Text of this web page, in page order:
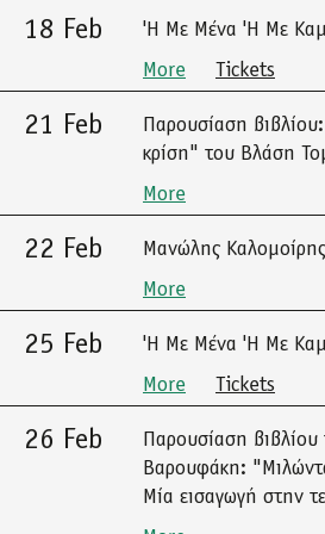
18 Feb
'Η Με Μένα 'Η Με
More
Tickets
21 Feb
Παρουσίαση βιβλίου:
κρίση" του Βλάση
More
22 Feb
Μανώλης
More
25 Feb
'Η Με Μένα 'Η Με
More
Tickets
26 Feb
Παρουσίαση βιβλίου
Βαρουφάκη:
Μία εισαγωγή στην